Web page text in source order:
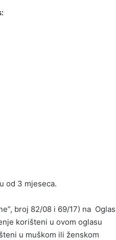
od 3 mjeseca.
broj 82/08 i 69/17) na Oglas
korišteni u ovom oglasu
u muškom ili ženskom